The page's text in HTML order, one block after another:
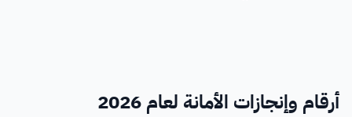
أرقام وإنجازات الأمانة لعام 2026